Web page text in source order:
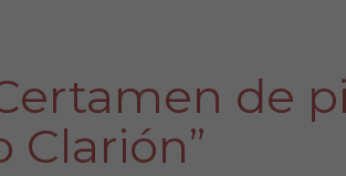
de
Clarión”